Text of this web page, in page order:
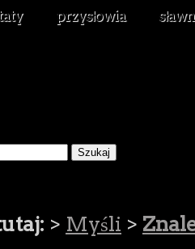
przysłowia
> Myśli >